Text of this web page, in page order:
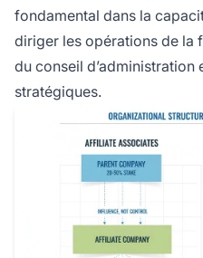
fondamental dans la
diriger les opérations de la
du conseil
stratégiques.